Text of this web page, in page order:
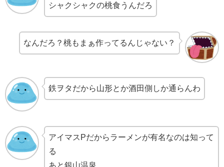
シャクシャクの桃食うんだろ
なんだろ？桃もまぁ作ってるんじゃない？
鉄ヲタだから山形とか酒田側しか通らんわ
アイマスPだからラーメンが有名なのは知って
る
あと銀山温泉